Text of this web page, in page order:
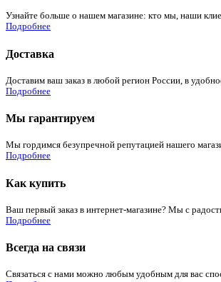
Узнайте больше о нашем магазине: кто мы, наши
Подробнее
Доставка
Доставим ваш заказ в любой регион России, в
Подробнее
Мы гарантируем
Мы гордимся безупречной репутацией нашего
Подробнее
Как купить
Ваш первый заказ в интернет-магазине? Мы с
Подробнее
Всегда на связи
Связаться с нами можно любым удобным для вас